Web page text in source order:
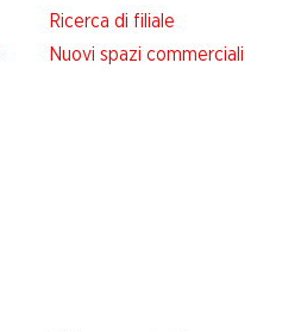
Ricerca di filiale
Nuovi spazi commerciali